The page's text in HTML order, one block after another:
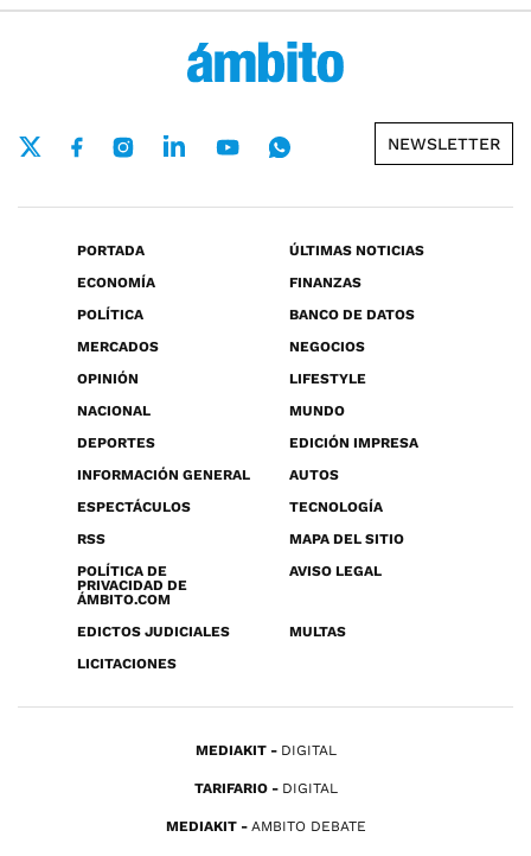
NEWSLETTER
PORTADA
ÚLTIMAS NOTICIAS
ECONOMÍA
FINANZAS
POLÍTICA
BANCO DE DATOS
MERCADOS
NEGOCIOS
OPINIÓN
LIFESTYLE
NACIONAL
MUNDO
DEPORTES
EDICIÓN IMPRESA
INFORMACIÓN GENERAL
AUTOS
ESPECTÁCULOS
TECNOLOGÍA
RSS
MAPA DEL SITIO
POLÍTICA DE
PRIVACIDAD DE
ÁMBITO.COM
AVISO LEGAL
EDICTOS JUDICIALES
MULTAS
LICITACIONES
MEDIAKIT DIGITAL
TARIFARIO DIGITAL
MEDIAKIT AMBITO DEBATE